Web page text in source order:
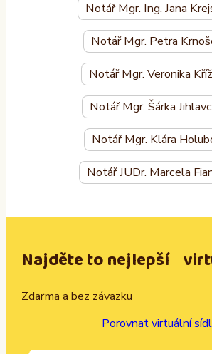
Notář Mgr. Ing. Jana
Notář Mgr. Petra
Notář Mgr. Veronika
Notář Mgr. Šárka
Notář Mgr. Klára
Notář JUDr. Marcela
Najděte to nejlepší
Zdarma a bez závazku
Porovnat virtuální